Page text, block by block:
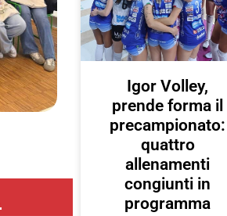
Igor Volley,
prende forma il
precampionato:
quattro
allenamenti
congiunti in
programma